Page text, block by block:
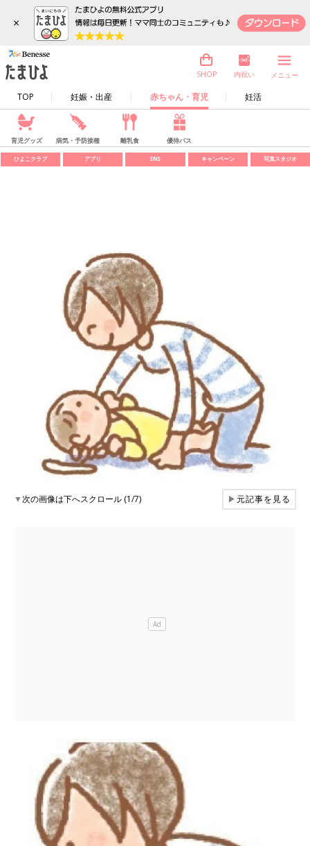
×
TOP 妊娠・出産 赤ちゃん・育児 妊活
SHOP 内祝い メニュー
育児グッズ 病気・予防接種 離乳食 優待パス
ひよこクラブ アプリ SNS キャンペーン 写真スタジオ
▼次の画像は下へスクロール (1/7) ▶元記事を見る